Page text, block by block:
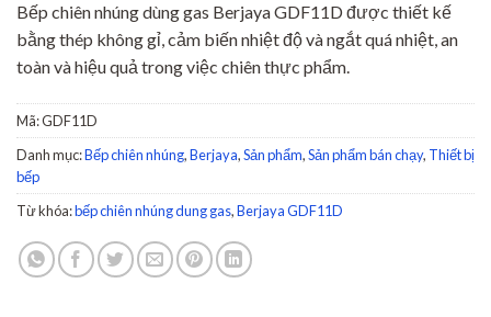
Bếp chiên nhúng dùng gas Berjaya GDF11D được thiết kế
bằng thép không gỉ, cảm biến nhiệt độ và ngắt quá nhiệt, an
toàn và hiệu quả trong việc chiên thực phẩm.
Mã:GDF11D
Danh mục:Bếp chiên nhúng,Berjaya,Sản phẩm,Sản phẩm bán chạy, Thiết bị
bếp
Từ khóa:bếp chiên nhúng dung gas,Berjaya GDF11D